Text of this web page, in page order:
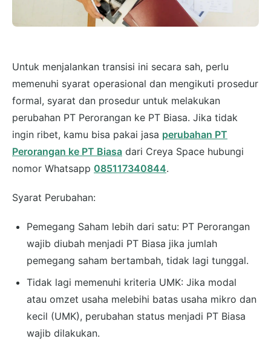
Untuk menjalankan transisi ini secara sah, perlu
memenuhi syarat operasional dan mengikuti prosedur
formal, syarat dan prosedur untuk melakukan
perubahan PT Perorangan ke PT Biasa. Jika tidak
ingin ribet, kamu bisa pakai jasa perubahan PT
Perorangan ke PT Biasa dari Creya Space hubungi
nomor Whatsapp 085117340844.
Syarat Perubahan:
Pemegang Saham lebih dari satu: PT Perorangan
wajib diubah menjadi PT Biasa jika jumlah
pemegang saham bertambah, tidak lagi tunggal.
Tidak lagi memenuhi kriteria UMK: Jika modal
atau omzet usaha melebihi batas usaha mikro dan
kecil (UMK), perubahan status menjadi PT Biasa
wajib dilakukan.